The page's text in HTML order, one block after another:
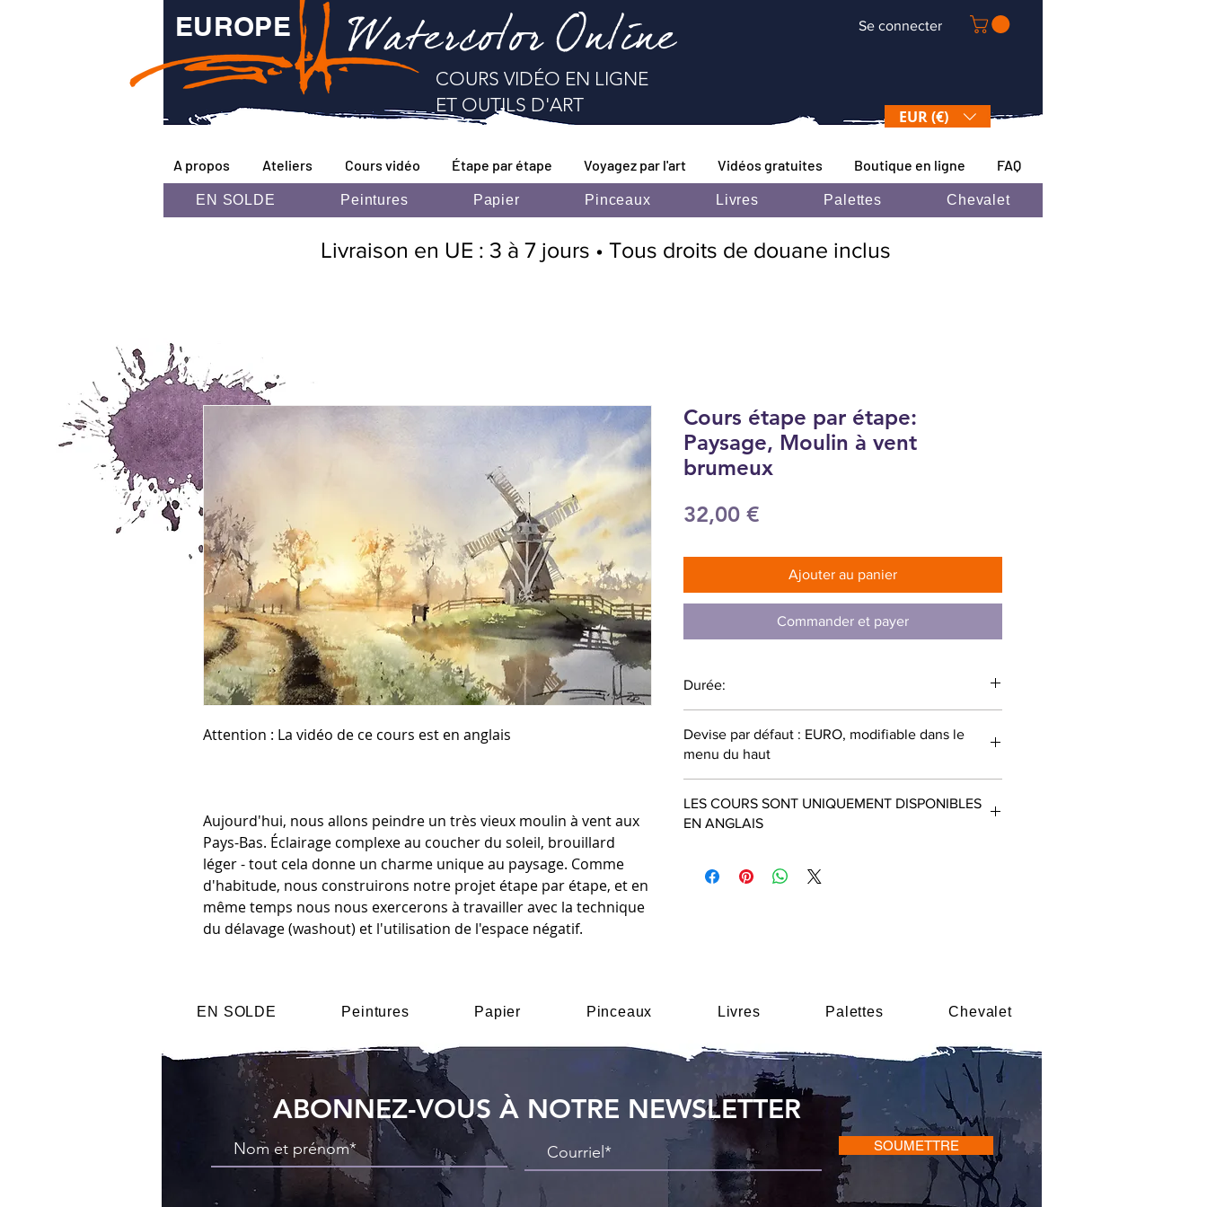
Watercolor Online Se connecter
COURS VIDÉO EN LIGNE
ET OUTILS D'ART
EUR (€)
EUROPE
A propos Ateliers Cours vidéo Étape par étape Voyagez par l'art Vidéos gratuites Boutique en ligne FAQ
EN SOLDE Peintures Papier Pinceaux Livres Palettes Chevalet
Livraison en UE : 3 à 7 jours • Tous droits de douane inclus
Attention : La vidéo de ce cours est en anglais
Aujourd'hui, nous allons peindre un très vieux moulin à vent aux
Pays-Bas. Éclairage complexe au coucher du soleil, brouillard
léger - tout cela donne un charme unique au paysage. Comme
d'habitude, nous construirons notre projet étape par étape, et en
même temps nous nous exercerons à travailler avec la technique
du délavage (washout) et l'utilisation de l'espace négatif.
Cours étape par étape:
Paysage, Moulin à vent
brumeux
32,00 €
Ajouter au panier
Commander et payer
Durée:
Devise par défaut : EURO, modifiable dans le
menu du haut
LES COURS SONT UNIQUEMENT DISPONIBLES
EN ANGLAIS
EN SOLDE Peintures Papier Pinceaux Livres Palettes Chevalet
ABONNEZ-VOUS À NOTRE NEWSLETTER
SOUMETTRE